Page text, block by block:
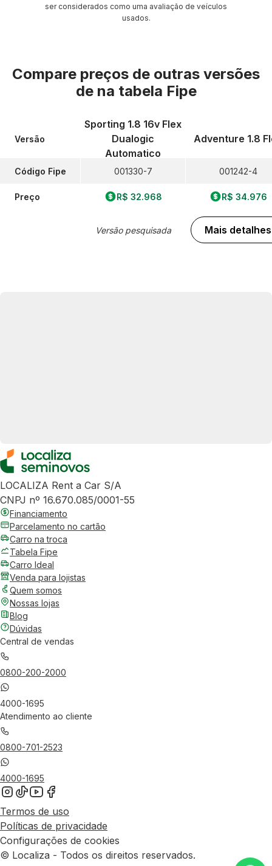
ser considerados como uma avaliação de veículos
usados.
Compare preços de outras versões
de na tabela Fipe
Versão
Código Fipe
Preço
Sporting 1.8 16v Flex
Dualogic
Automatico
001330-7
R$ 32.968
Versão pesquisada
Adventure 1.8
001242-4
R$ 34.976
Mais detalhes
LOCALIZA Rent a Car S/A
CNPJ nº 16.670.085/0001-55
Financiamento
Parcelamento no cartão
Carro na troca
Tabela Fipe
Carro Ideal
Venda para lojistas
Quem somos
Nossas lojas
Blog
Dúvidas
Central de vendas
0800-200-2000
4000-1695
Atendimento ao cliente
0800-701-2523
4000-1695
Termos de uso
Políticas de privacidade
Configurações de cookies
© Localiza - Todos os direitos reservados.